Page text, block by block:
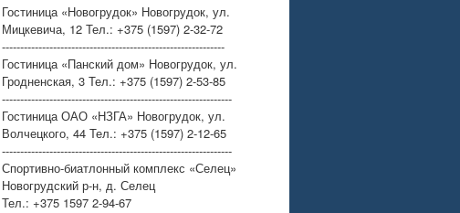
Гостиница «Новогрудок» Новогрудок, ул.
Мицкевича, 12 Тел.: +375 (1597) 2-32-72
-------------------------------------------------------------
Гостиница «Панский дом» Новогрудок, ул.
Гродненская, 3 Тел.: +375 (1597) 2-53-85
---------------------------------------------------------------
Гостиница ОАО «НЗГА» Новогрудок, ул.
Волчецкого, 44 Тел.: +375 (1597) 2-12-65
---------------------------------------------------------------
Спортивно-биатлонный комплекс «Селец»
Новогрудский р-н, д. Селец
Тел.: +375 1597 2-94-67